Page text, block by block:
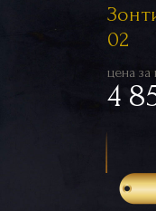
02
цена за
4